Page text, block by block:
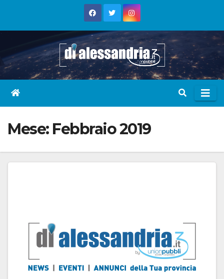
Mese: Febbraio 2019